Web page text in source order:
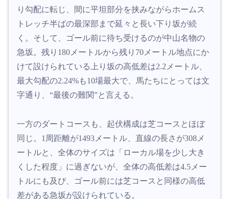
り勾配に転じ、間に平坦部分を挟みながらホームス
トレッチ半ばの最深部まで延々と長い下り坂が続
く。そして、ゴール前に待ち受けるのが中山名物の
急坂。残り180メートルから残り70メートル地点にか
けて設けられている上り坂の高低差は2.2メートル、
最大勾配の2.24%も10場最大で、馬たちにとっては文
字通り、“最後の難関”と言える。
一方のダートコースも、起伏構成は芝コースとほぼ
同じ。1周距離が1493メートル、直線の長さが308メ
ートルと、全体のサイズは「ローカル場を少し大き
くした程度」に過ぎないが、全体の高低差は4.5メー
トルにも及び、ゴール前には芝コースと同様の高低
差がある急坂が設けられている。